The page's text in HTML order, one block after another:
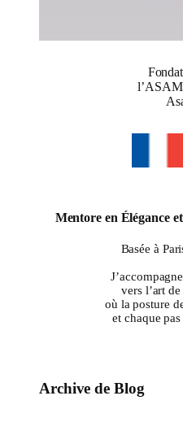
Mentore en Élégance
Basée à
vers l’art
où la posture
et chaque
Archive de Blog